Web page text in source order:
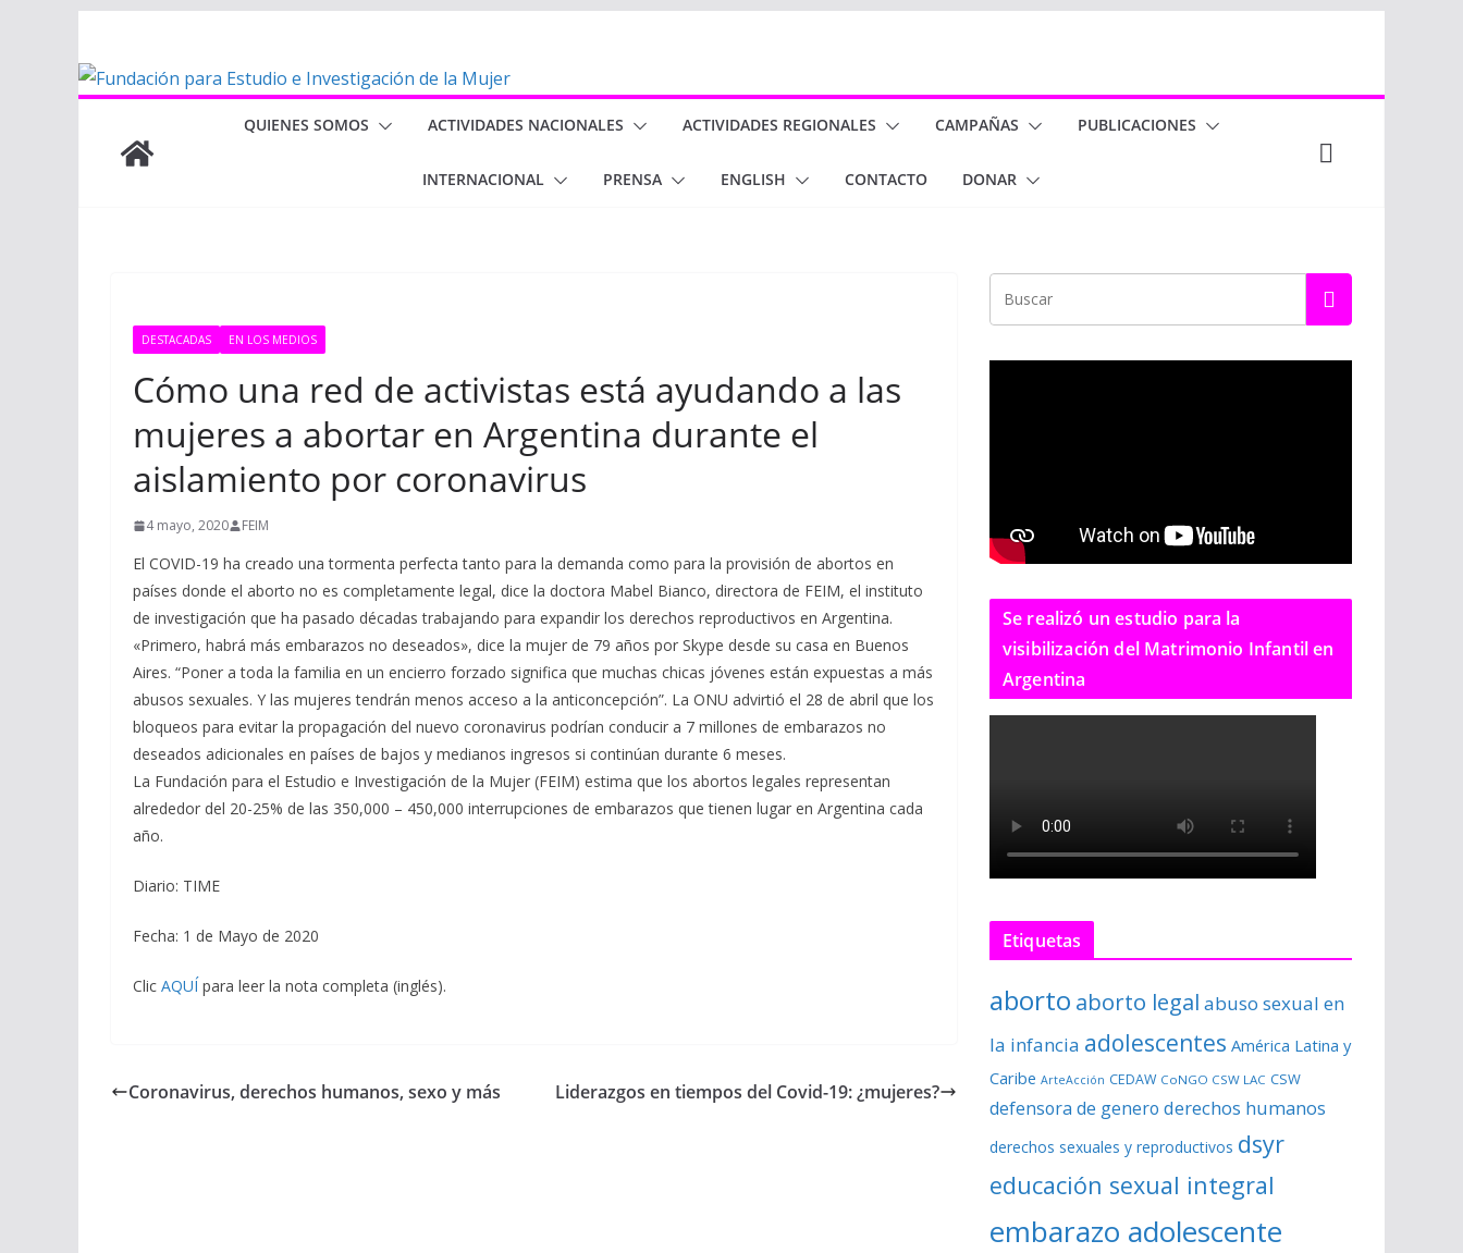
contenido
QUIENES SOMOS ACTIVIDADES NACIONALES ACTIVIDADES REGIONALES CAMPAÑAS PUBLICACIONES
INTERNACIONAL PRENSA ENGLISH CONTACTO DONAR
DESTACADAS EN LOS MEDIOS
Cómo una red de activistas está ayudando a las
mujeres a abortar en Argentina durante el
aislamiento por coronavirus
4 mayo, 2020 FEIM
El COVID-19 ha creado una tormenta perfecta tanto para la demanda como para la provisión de abortos en
países donde el aborto no es completamente legal, dice la doctora Mabel Bianco, directora de FEIM, el instituto
de investigación que ha pasado décadas trabajando para expandir los derechos reproductivos en Argentina.
«Primero, habrá más embarazos no deseados», dice la mujer de 79 años por Skype desde su casa en Buenos
Aires. “Poner a toda la familia en un encierro forzado significa que muchas chicas jóvenes están expuestas a más
abusos sexuales. Y las mujeres tendrán menos acceso a la anticoncepción”. La ONU advirtió el 28 de abril que los
bloqueos para evitar la propagación del nuevo coronavirus podrían conducir a 7 millones de embarazos no
deseados adicionales en países de bajos y medianos ingresos si continúan durante 6 meses.
La Fundación para el Estudio e Investigación de la Mujer (FEIM) estima que los abortos legales representan
alrededor del 20-25% de las 350,000 – 450,000 interrupciones de embarazos que tienen lugar en Argentina cada
año.
Diario: TIME
Fecha: 1 de Mayo de 2020
Clic AQUÍ para leer la nota completa (inglés).
Coronavirus, derechos humanos, sexo y más Liderazgos en tiempos del Covid-19: ¿mujeres?
Se realizó un estudio para la
visibilización del Matrimonio Infantil en
Argentina
Etiquetas
aborto aborto legal abuso sexual en
la infancia adolescentes América Latina y
Caribe ArteAcción CEDAW CoNGO CSW LAC CSW
defensora de genero derechos humanos
derechos sexuales y reproductivos dsyr
educación sexual integral
embarazo adolescente